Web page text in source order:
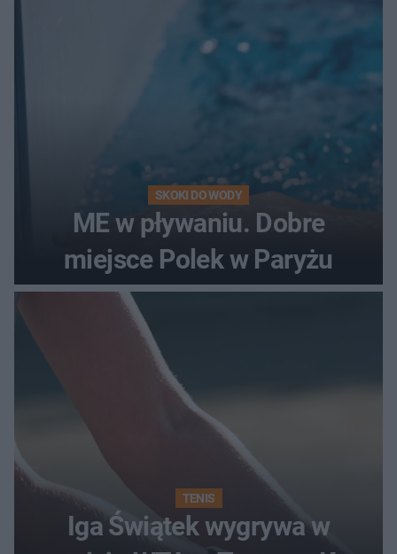
SKOKI DO WODY
ME w pływaniu. Dobre
miejsce Polek w Paryżu
TENIS
Iga Świątek wygrywa w